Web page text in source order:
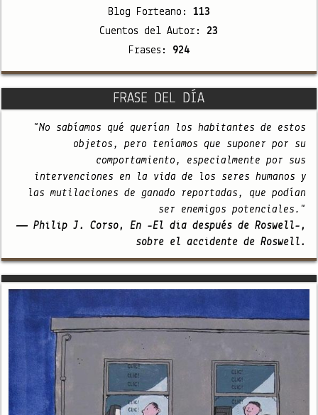
Blog Forteano: 113
Cuentos del Autor: 23
Frases: 924
FRASE DEL DÍA
"No sabíamos qué querían los habitantes de estos
objetos, pero teníamos que suponer por su
comportamiento, especialmente por sus
intervenciones en la vida de los seres humanos y
las mutilaciones de ganado reportadas, que podían
ser enemigos potenciales."
— Philip J. Corso, En -El día después de Roswell-,
sobre el accidente de Roswell.